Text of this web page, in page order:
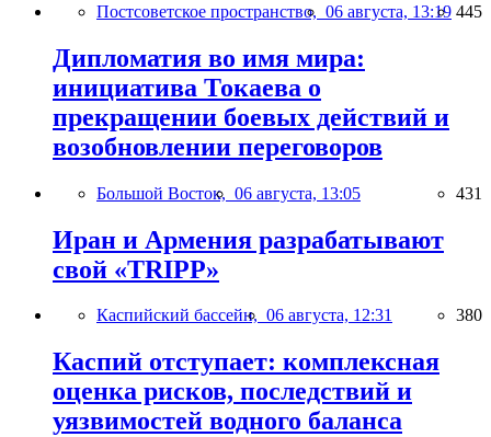
Постсоветское пространство, 06 августа, 13:19 445
Дипломатия во имя мира:
инициатива Токаева о
прекращении боевых действий и
возобновлении переговоров
Большой Восток, 06 августа, 13:05 431
Иран и Армения разрабатывают
свой «TRIPP»
Каспийский бассейн, 06 августа, 12:31 380
Каспий отступает: комплексная
оценка рисков, последствий и
уязвимостей водного баланса